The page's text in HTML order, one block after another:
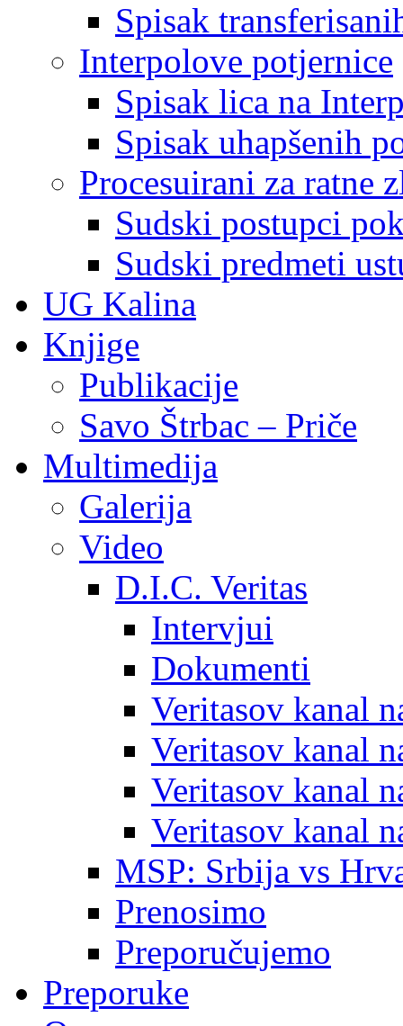
Spisak
Interpolove potjernice
Spisak lica na
Spisak uhapšenih
Procesuirani za ratne
Sudski postupci
Sudski predmeti
UG Kalina
Knjige
Publikacije
Savo Štrbac – Priče
Multimedija
Galerija
Video
D.I.C. Veritas
Intervjui
Dokumenti
Veritasov kanal
Veritasov kanal
Veritasov kanal
Veritasov kanal
MSP: Srbija vs
Prenosimo
Preporučujemo
Preporuke